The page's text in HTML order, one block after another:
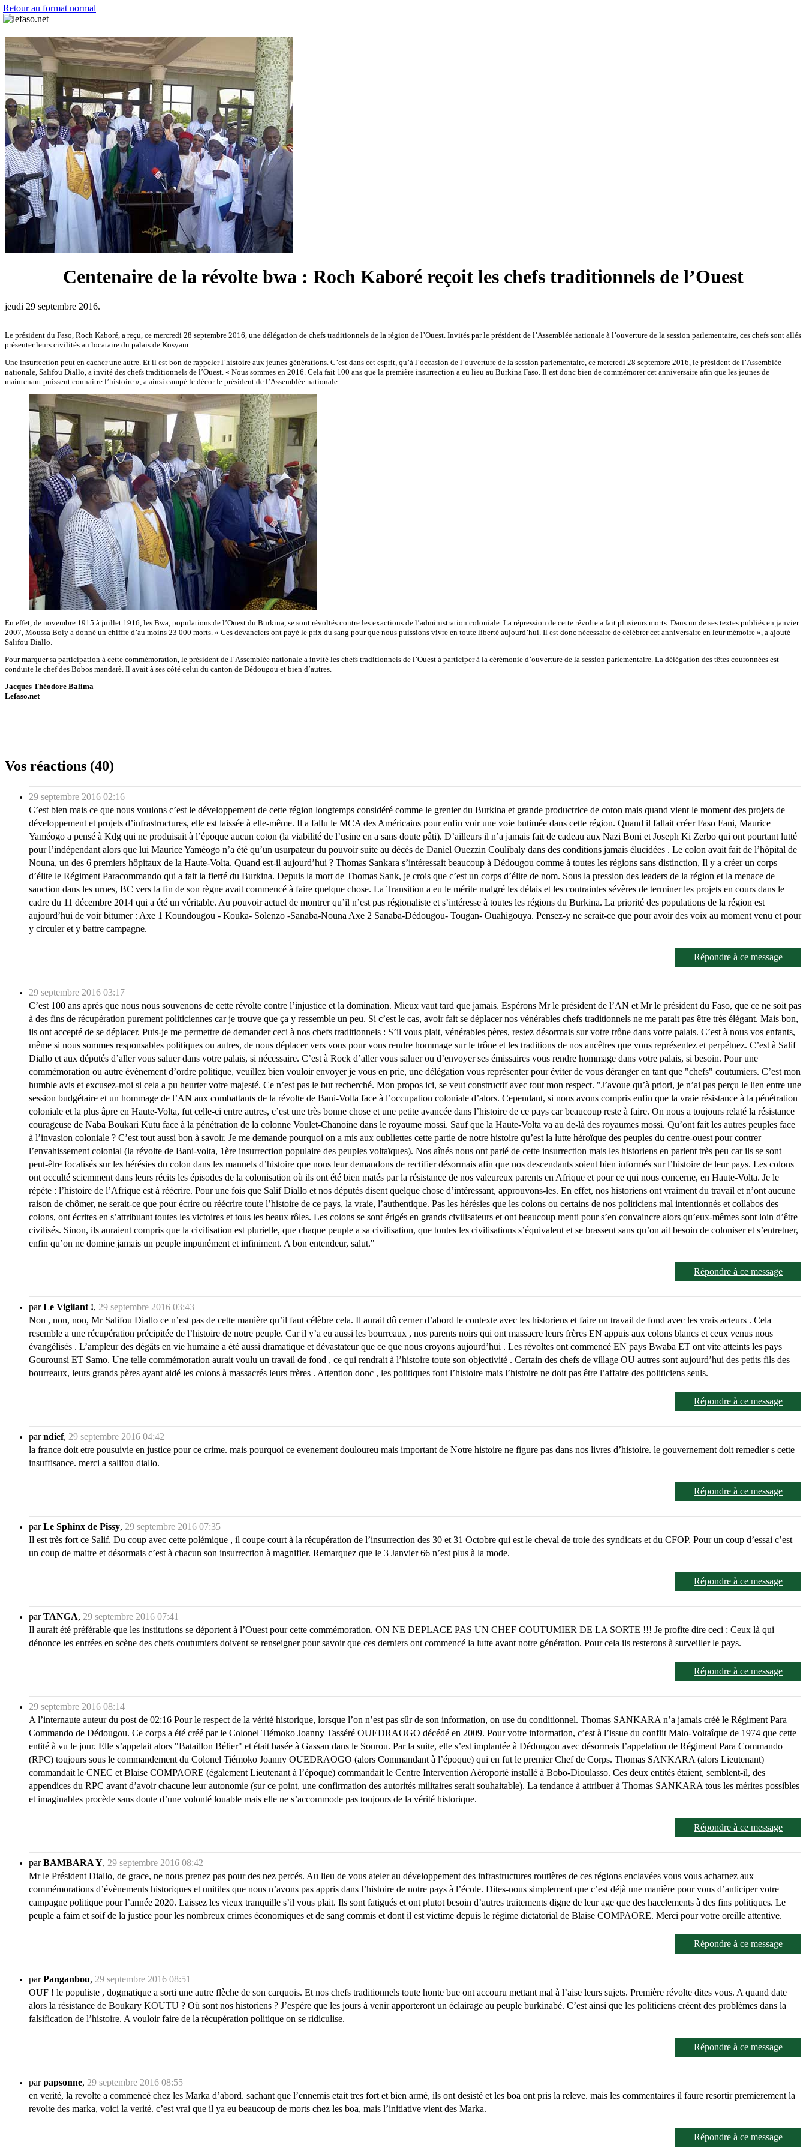
Retour au format normal
Centenaire de la révolte bwa : Roch Kaboré reçoit les chefs traditionnels de l’Ouest
jeudi 29 septembre 2016.
Le président du Faso, Roch Kaboré, a reçu, ce mercredi 28 septembre 2016, une délégation de chefs traditionnels de la région de l’Ouest. Invités par le président de l’Assemblée nationale à l’ouverture de la session parlementaire, ces chefs sont allés
présenter leurs civilités au locataire du palais de Kosyam.
Une insurrection peut en cacher une autre. Et il est bon de rappeler l’histoire aux jeunes générations. C’est dans cet esprit, qu’à l’occasion de l’ouverture de la session parlementaire, ce mercredi 28 septembre 2016, le président de l’Assemblée
nationale, Salifou Diallo, a invité des chefs traditionnels de l’Ouest. « Nous sommes en 2016. Cela fait 100 ans que la première insurrection a eu lieu au Burkina Faso. Il est donc bien de commémorer cet anniversaire afin que les jeunes de
maintenant puissent connaitre l’histoire », a ainsi campé le décor le président de l’Assemblée nationale.
En effet, de novembre 1915 à juillet 1916, les Bwa, populations de l’Ouest du Burkina, se sont révoltés contre les exactions de l’administration coloniale. La répression de cette révolte a fait plusieurs morts. Dans un de ses textes publiés en janvier
2007, Moussa Boly a donné un chiffre d’au moins 23 000 morts. « Ces devanciers ont payé le prix du sang pour que nous puissions vivre en toute liberté aujourd’hui. Il est donc nécessaire de célébrer cet anniversaire en leur mémoire », a ajouté
Salifou Diallo.
Pour marquer sa participation à cette commémoration, le président de l’Assemblée nationale a invité les chefs traditionnels de l’Ouest à participer à la cérémonie d’ouverture de la session parlementaire. La délégation des têtes couronnées est
conduite le chef des Bobos mandarè. Il avait à ses côté celui du canton de Dédougou et bien d’autres.
Jacques Théodore Balima
Lefaso.net
Vos réactions (40)
29 septembre 2016 02:16
C’est bien mais ce que nous voulons c’est le développement de cette région longtemps considéré comme le grenier du Burkina et grande productrice de coton mais quand vient le moment des projets de
développement et projets d’infrastructures, elle est laissée à elle-même. Il a fallu le MCA des Américains pour enfin voir une voie butimée dans cette région. Quand il fallait créer Faso Fani, Maurice
Yaméogo a pensé à Kdg qui ne produisait à l’époque aucun coton (la viabilité de l’usine en a sans doute pâti). D’ailleurs il n’a jamais fait de cadeau aux Nazi Boni et Joseph Ki Zerbo qui ont pourtant lutté
pour l’indépendant alors que lui Maurice Yaméogo n’a été qu’un usurpateur du pouvoir suite au décès de Daniel Ouezzin Coulibaly dans des conditions jamais élucidées . Le colon avait fait de l’hôpital de
Nouna, un des 6 premiers hôpitaux de la Haute-Volta. Quand est-il aujourd’hui ? Thomas Sankara s’intéressait beaucoup à Dédougou comme à toutes les régions sans distinction, Il y a créer un corps
d’élite le Régiment Paracommando qui a fait la fierté du Burkina. Depuis la mort de Thomas Sank, je crois que c’est un corps d’élite de nom. Sous la pression des leaders de la région et la menace de
sanction dans les urnes, BC vers la fin de son règne avait commencé à faire quelque chose. La Transition a eu le mérite malgré les délais et les contraintes sévères de terminer les projets en cours dans le
cadre du 11 décembre 2014 qui a été un véritable. Au pouvoir actuel de montrer qu’il n’est pas régionaliste et s’intéresse à toutes les régions du Burkina. La priorité des populations de la région est
aujourd’hui de voir bitumer : Axe 1 Koundougou - Kouka- Solenzo -Sanaba-Nouna Axe 2 Sanaba-Dédougou- Tougan- Ouahigouya. Pensez-y ne serait-ce que pour avoir des voix au moment venu et pour
y circuler et y battre campagne.
Répondre à ce message
29 septembre 2016 03:17
C’est 100 ans après que nous nous souvenons de cette révolte contre l’injustice et la domination. Mieux vaut tard que jamais. Espérons Mr le président de l’AN et Mr le président du Faso, que ce ne soit pas
à des fins de récupération purement politiciennes car je trouve que ça y ressemble un peu. Si c’est le cas, avoir fait se déplacer nos vénérables chefs traditionnels ne me parait pas être très élégant. Mais bon,
ils ont accepté de se déplacer. Puis-je me permettre de demander ceci à nos chefs traditionnels : S’il vous plait, vénérables pères, restez désormais sur votre trône dans votre palais. C’est à nous vos enfants,
même si nous sommes responsables politiques ou autres, de nous déplacer vers vous pour vous rendre hommage sur le trône et les traditions de nos ancêtres que vous représentez et perpétuez. C’est à Salif
Diallo et aux députés d’aller vous saluer dans votre palais, si nécessaire. C’est à Rock d’aller vous saluer ou d’envoyer ses émissaires vous rendre hommage dans votre palais, si besoin. Pour une
commémoration ou autre évènement d’ordre politique, veuillez bien vouloir envoyer je vous en prie, une délégation vous représenter pour éviter de vous déranger en tant que "chefs" coutumiers. C’est mon
humble avis et excusez-moi si cela a pu heurter votre majesté. Ce n’est pas le but recherché. Mon propos ici, se veut constructif avec tout mon respect. "J’avoue qu’à priori, je n’ai pas perçu le lien entre une
session budgétaire et un hommage de l’AN aux combattants de la révolte de Bani-Volta face à l’occupation coloniale d’alors. Cependant, si nous avons compris enfin que la vraie résistance à la pénétration
coloniale et la plus âpre en Haute-Volta, fut celle-ci entre autres, c’est une très bonne chose et une petite avancée dans l’histoire de ce pays car beaucoup reste à faire. On nous a toujours relaté la résistance
courageuse de Naba Boukari Kutu face à la pénétration de la colonne Voulet-Chanoine dans le royaume mossi. Sauf que la Haute-Volta va au de-là des royaumes mossi. Qu’ont fait les autres peuples face
à l’invasion coloniale ? C’est tout aussi bon à savoir. Je me demande pourquoi on a mis aux oubliettes cette partie de notre histoire qu’est la lutte héroïque des peuples du centre-ouest pour contrer
l’envahissement colonial (la révolte de Bani-volta, 1ère insurrection populaire des peuples voltaïques). Nos aînés nous ont parlé de cette insurrection mais les historiens en parlent très peu car ils se sont
peut-être focalisés sur les hérésies du colon dans les manuels d’histoire que nous leur demandons de rectifier désormais afin que nos descendants soient bien informés sur l’histoire de leur pays. Les colons
ont occulté sciemment dans leurs récits les épisodes de la colonisation où ils ont été bien matés par la résistance de nos valeureux parents en Afrique et pour ce qui nous concerne, en Haute-Volta. Je le
répète : l’histoire de l’Afrique est à réécrire. Pour une fois que Salif Diallo et nos députés disent quelque chose d’intéressant, approuvons-les. En effet, nos historiens ont vraiment du travail et n’ont aucune
raison de chômer, ne serait-ce que pour écrire ou réécrire toute l’histoire de ce pays, la vraie, l’authentique. Pas les hérésies que les colons ou certains de nos politiciens mal intentionnés et collabos des
colons, ont écrites en s’attribuant toutes les victoires et tous les beaux rôles. Les colons se sont érigés en grands civilisateurs et ont beaucoup menti pour s’en convaincre alors qu’eux-mêmes sont loin d’être
civilisés. Sinon, ils auraient compris que la civilisation est plurielle, que chaque peuple a sa civilisation, que toutes les civilisations s’équivalent et se brassent sans qu’on ait besoin de coloniser et s’entretuer,
enfin qu’on ne domine jamais un peuple impunément et infiniment. A bon entendeur, salut."
Répondre à ce message
parLe Vigilant !, 29 septembre 2016 03:43
Non , non, non, Mr Salifou Diallo ce n’est pas de cette manière qu’il faut célèbre cela. Il aurait dû cerner d’abord le contexte avec les historiens et faire un travail de fond avec les vrais acteurs . Cela
resemble a une récupération précipitée de l’histoire de notre peuple. Car il y’a eu aussi les bourreaux , nos parents noirs qui ont massacre leurs frères EN appuis aux colons blancs et ceux venus nous
évangélisés . L’ampleur des dégâts en vie humaine a été aussi dramatique et dévastateur que ce que nous croyons aujourd’hui . Les révoltes ont commencé EN pays Bwaba ET ont vite atteints les pays
Gourounsi ET Samo. Une telle commémoration aurait voulu un travail de fond , ce qui rendrait à l’histoire toute son objectivité . Certain des chefs de village OU autres sont aujourd’hui des petits fils des
bourreaux, leurs grands pères ayant aidé les colons à massacrés leurs frères . Attention donc , les politiques font l’histoire mais l’histoire ne doit pas être l’affaire des politiciens seuls.
Répondre à ce message
parndief, 29 septembre 2016 04:42
la france doit etre pousuivie en justice pour ce crime. mais pourquoi ce evenement douloureu mais important de Notre histoire ne figure pas dans nos livres d’histoire. le gouvernement doit remedier s cette
insuffisance. merci a salifou diallo.
Répondre à ce message
parLe Sphinx de Pissy, 29 septembre 2016 07:35
Il est très fort ce Salif. Du coup avec cette polémique , il coupe court à la récupération de l’insurrection des 30 et 31 Octobre qui est le cheval de troie des syndicats et du CFOP. Pour un coup d’essai c’est
un coup de maitre et désormais c’est à chacun son insurrection à magnifier. Remarquez que le 3 Janvier 66 n’est plus à la mode.
Répondre à ce message
parTANGA, 29 septembre 2016 07:41
Il aurait été préférable que les institutions se déportent à l’Ouest pour cette commémoration. ON NE DEPLACE PAS UN CHEF COUTUMIER DE LA SORTE !!! Je profite dire ceci : Ceux là qui
dénonce les entrées en scène des chefs coutumiers doivent se renseigner pour savoir que ces derniers ont commencé la lutte avant notre génération. Pour cela ils resterons à surveiller le pays.
Répondre à ce message
29 septembre 2016 08:14
A l’internaute auteur du post de 02:16 Pour le respect de la vérité historique, lorsque l’on n’est pas sûr de son information, on use du conditionnel. Thomas SANKARA n’a jamais créé le Régiment Para
Commando de Dédougou. Ce corps a été créé par le Colonel Tiémoko Joanny Tasséré OUEDRAOGO décédé en 2009. Pour votre information, c’est à l’issue du conflit Malo-Voltaîque de 1974 que cette
entité à vu le jour. Elle s’appelait alors "Bataillon Bélier" et était basée à Gassan dans le Sourou. Par la suite, elle s’est implantée à Dédougou avec désormais l’appelation de Régiment Para Commando
(RPC) toujours sous le commandement du Colonel Tiémoko Joanny OUEDRAOGO (alors Commandant à l’époque) qui en fut le premier Chef de Corps. Thomas SANKARA (alors Lieutenant)
commandait le CNEC et Blaise COMPAORE (également Lieutenant à l’époque) commandait le Centre Intervention Aéroporté installé à Bobo-Dioulasso. Ces deux entités étaient, semblent-il, des
appendices du RPC avant d’avoir chacune leur autonomie (sur ce point, une confirmation des autorités militaires serait souhaitable). La tendance à attribuer à Thomas SANKARA tous les mérites possibles
et imaginables procède sans doute d’une volonté louable mais elle ne s’accommode pas toujours de la vérité historique.
Répondre à ce message
parBAMBARA Y, 29 septembre 2016 08:42
Mr le Président Diallo, de grace, ne nous prenez pas pour des nez percés. Au lieu de vous ateler au développement des infrastructures routières de ces régions enclavées vous vous acharnez aux
commémorations d’évènements historiques et unitiles que nous n’avons pas appris dans l’histoire de notre pays à l’école. Dites-nous simplement que c’est déjà une manière pour vous d’anticiper votre
campagne politique pour l’année 2020. Laissez les vieux tranquille s’il vous plait. Ils sont fatigués et ont plutot besoin d’autres traitements digne de leur age que des hacelements à des fins politiques. Le
peuple a faim et soif de la justice pour les nombreux crimes économiques et de sang commis et dont il est victime depuis le régime dictatorial de Blaise COMPAORE. Merci pour votre oreille attentive.
Répondre à ce message
parPanganbou, 29 septembre 2016 08:51
OUF ! le populiste , dogmatique a sorti une autre flèche de son carquois. Et nos chefs traditionnels toute honte bue ont accouru mettant mal à l’aise leurs sujets. Première révolte dites vous. A quand date
alors la résistance de Boukary KOUTU ? Où sont nos historiens ? J’espère que les jours à venir apporteront un éclairage au peuple burkinabé. C’est ainsi que les politiciens créent des problèmes dans la
falsification de l’histoire. A vouloir faire de la récupération politique on se ridiculise.
Répondre à ce message
parpapsonne, 29 septembre 2016 08:55
en verité, la revolte a commencé chez les Marka d’abord. sachant que l’ennemis etait tres fort et bien armé, ils ont desisté et les boa ont pris la releve. mais les commentaires il faure resortir premierement la
revolte des marka, voici la verité. c’est vrai que il ya eu beaucoup de morts chez les boa, mais l’initiative vient des Marka.
Répondre à ce message